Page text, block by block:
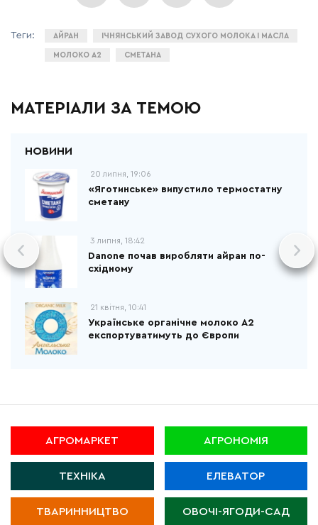
АЙРАН ІЧНЯНСЬКИЙ ЗАВОД СУХОГО МОЛОКА І МАСЛА
МОЛОКО А2 СМЕТАНА
МАТЕРІАЛИ ЗА ТЕМОЮ
20 липня, 19:06
«Яготинське» випустило термостатну
сметану
3 липня, 18:42
Danone почав виробляти айран по-
східному
21 квітня, 10:41
Українське органічне молоко А2
експортуватимуть до Європи
АГРОМАРКЕТ АГРОНОМІЯ
ТЕХНІКА ЕЛЕВАТОР
ТВАРИННИЦТВО ОВОЧІ-ЯГОДИ-САД